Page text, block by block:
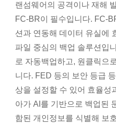
랜섬웨어의 공격이나 재해
FC-BR이 필수입니다. FC-
션과 연동해 데이터 유실에
파일 중심의 백업 솔루션입
로 자동백업하고, 원클릭으
니다. FED 등의 보안 등급
상을 설정할 수 있어 효율성
아가 AI를 기반으로 백업된
함된 개인정보를 식별해 보